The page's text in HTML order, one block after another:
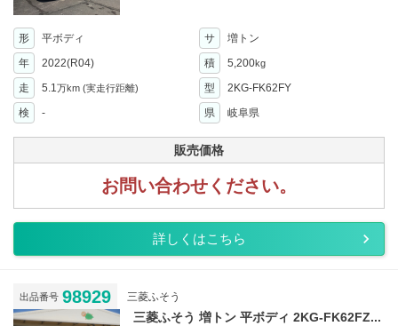
形 平ボディ サ
増トン
年
2022(R04) 積 5,200kg
走 5.1万km (実走行距離) 型
2KG-FK62FY
検
- 県 岐阜県
販売価格
お問い合わせください。
詳しくはこちら
出品番号 98929 三菱ふそう
三菱ふそう 増トン 平ボディ 2KG-FK62FZ...